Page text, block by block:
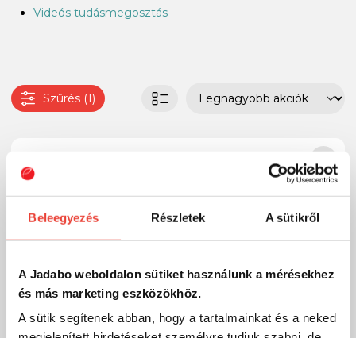
Beleegyezés Részletek A sütikről
A Jadabo weboldalon sütiket használunk a mérésekhez
és más marketing eszközökhöz.
A sütik segítenek abban, hogy a tartalmainkat és a neked
Videós tudásmegosztás
Szűrés (1)